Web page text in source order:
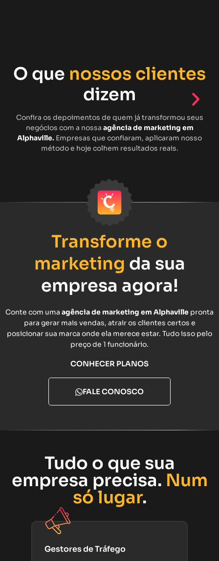
O que nossos clientes
dizem
Confira os depoimentos de quem já transformou seus
negócios com a nossa agência de marketing em
Alphaville. Empresas que confiaram, aplicaram nosso
método e hoje colhem resultados reais.
Transforme o
marketing da sua
empresa agora!
Conte com uma agência de marketing em Alphaville pronta
para gerar mais vendas, atrair os clientes certos e
posicionar sua marca onde ela merece estar. Tudo isso pelo
preço de 1 funcionário.
CONHECER PLANOS
FALE CONOSCO
Tudo o que sua
empresa precisa. Num
só lugar.
Gestores de Tráfego